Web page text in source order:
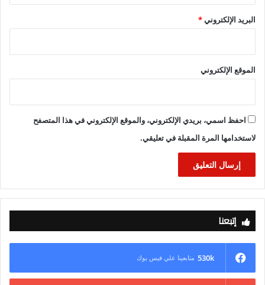
البريد الإلكتروني*
الموقع الإلكتروني
احفظ اسمي، بريدي الإلكتروني، والموقع الإلكتروني في هذا المتصفح
لاستخدامها المرة المقبلة في تعليقي.
إتبعنا
530k متابعينا علي فيس بوك